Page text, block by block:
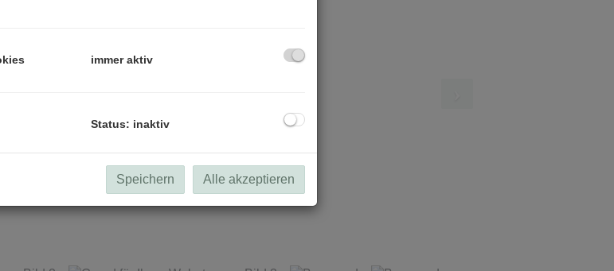
immer aktiv
Status: inaktiv
Speichern Alle akzeptieren